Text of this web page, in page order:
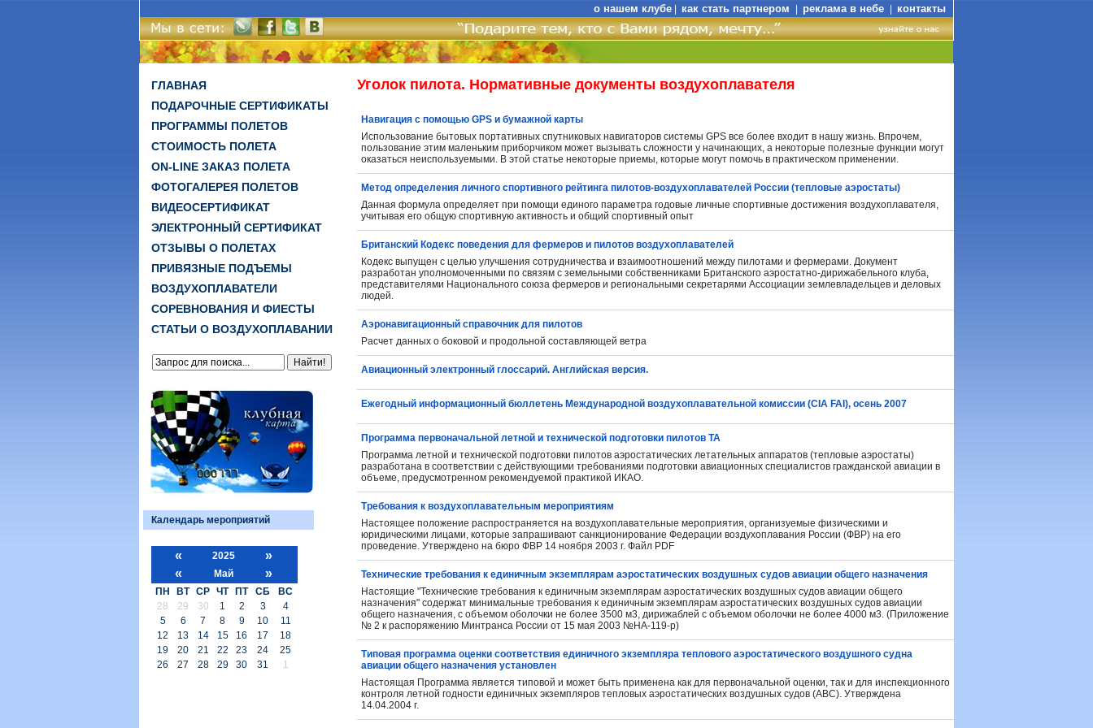
о нашем клубе как стать партнером реклама в небе контакты
ГЛАВНАЯ
ПОДАРОЧНЫЕ СЕРТИФИКАТЫ
ПРОГРАММЫ ПОЛЕТОВ
СТОИМОСТЬ ПОЛЕТА
ON-LINE ЗАКАЗ ПОЛЕТА
ФОТОГАЛЕРЕЯ ПОЛЕТОВ
ВИДЕОСЕРТИФИКАТ
ЭЛЕКТРОННЫЙ СЕРТИФИКАТ
ОТЗЫВЫ О ПОЛЕТАХ
ПРИВЯЗНЫЕ ПОДЪЕМЫ
ВОЗДУХОПЛАВАТЕЛИ
СОРЕВНОВАНИЯ И ФИЕСТЫ
СТАТЬИ О ВОЗДУХОПЛАВАНИИ
Календарь мероприятий
« 2025
»
«
Май »
ПН ВТ СР ЧТ ПТ СБ
ВС
28
29 30 1 2 3
4
5
6 7 8 9 10
11
12
13 14 15 16 17
18
19
20 21 22 23 24
25
26
27 28 29 30 31 1
Уголок пилота. Нормативные документы воздухоплавателя
Навигация с помощью GPS и бумажной карты
Использование бытовых портативных спутниковых навигаторов системы GPS все более входит в нашу жизнь. Впрочем,
пользование этим маленьким приборчиком может вызывать сложности у начинающих, а некоторые полезные функции могут
оказаться неиспользуемыми. В этой статье некоторые приемы, которые могут помочь в практическом применении.
Метод определения личного спортивного рейтинга пилотов-воздухоплавателей России (тепловые аэростаты)
Данная формула определяет при помощи единого параметра годовые личные спортивные достижения воздухоплавателя,
учитывая его общую спортивную активность и общий спортивный опыт
Британский Кодекс поведения для фермеров и пилотов воздухоплавателей
Кодекс выпущен с целью улучшения сотрудничества и взаимоотношений между пилотами и фермерами. Документ
разработан уполномоченными по связям с земельными собственниками Британского аэростатно-дирижабельного клуба,
представителями Национального союза фермеров и региональными секретарями Ассоциации землевладельцев и деловых
людей.
Аэронавигационный справочник для пилотов
Расчет данных о боковой и продольной составляющей ветра
Авиационный электронный глоссарий. Английская версия.
Ежегодный информационный бюллетень Международной воздухоплавательной комиссии (CIA FAI), осень 2007
Программа первоначальной летной и технической подготовки пилотов ТА
Программа летной и технической подготовки пилотов аэростатических летательных аппаратов (тепловые аэростаты)
разработана в соответствии с действующими требованиями подготовки авиационных специалистов гражданской авиации в
объеме, предусмотренном рекомендуемой практикой ИКАО.
Требования к воздухоплавательным мероприятиям
Настоящее положение распространяется на воздухоплавательные мероприятия, организуемые физическими и
юридическими лицами, которые запрашивают санкционирование Федерации воздухоплавания России (ФВР) на его
проведение. Утверждено на бюро ФВР 14 ноября 2003 г. Файл PDF
Технические требования к единичным экземплярам аэростатических воздушных судов авиации общего назначения
Настоящие "Технические требования к единичным экземплярам аэростатических воздушных судов авиации общего
назначения" содержат минимальные требования к единичным экземплярам аэростатических воздушных судов авиации
общего назначения, с объемом оболочки не более 3500 м3, дирижаблей с объемом оболочки не более 4000 м3. (Приложение
№ 2 к распоряжению Минтранса России от 15 мая 2003 №НА-119-р)
Типовая программа оценки соответствия единичного экземпляра теплового аэростатического воздушного судна
авиации общего назначения установлен
Настоящая Программа является типовой и может быть применена как для первоначальной оценки, так и для инспекционного
контроля летной годности единичных экземпляров тепловых аэростатических воздушных судов (АВС). Утверждена
14.04.2004 г.